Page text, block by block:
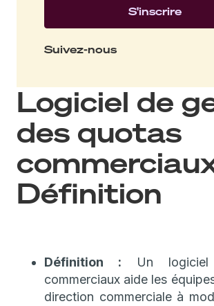
Logiciel de
des quotas
Définition
Définition : Un
commerciaux aide les
direction commerciale à
Suivez-nous